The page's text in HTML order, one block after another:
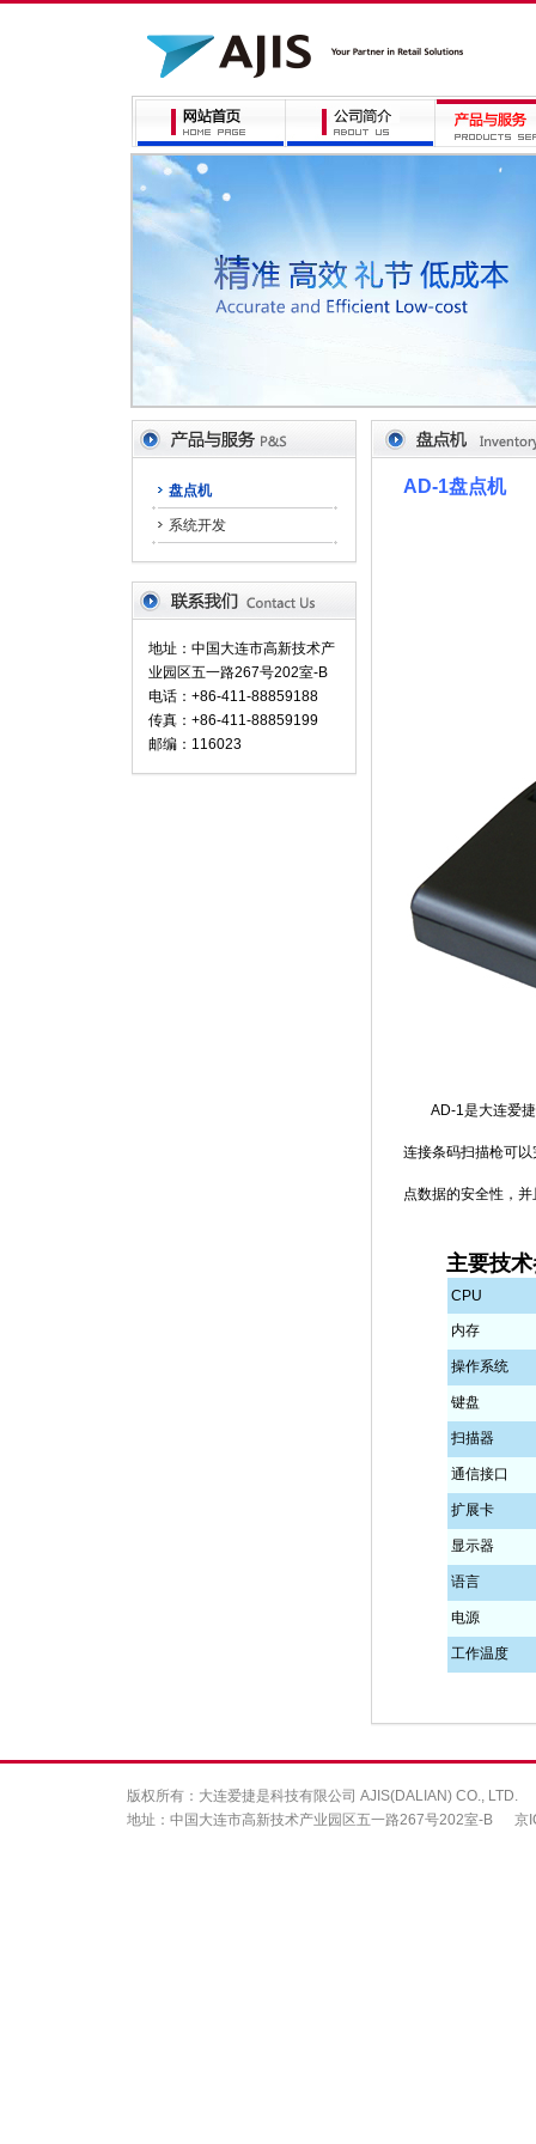
盘点机
系统开发
地址：中国大连市高新技术产
业园区五一路267号202室-B
电话：+86-411-88859188
传真：+86-411-88859199
邮编：116023
AD-1盘点机
AD-1是大连爱捷
连接条码扫描枪可
点数据的安全性，
主要技
CPU
内存
操作系统
键盘
扫描器
通信接口
扩展卡
显示器
语言
电源
工作温度
版权所有：大连爱捷是科技有限公司 AJIS(DALIAN) CO., LTD.
地址：中国大连市高新技术产业园区五一路267号202室-B
京